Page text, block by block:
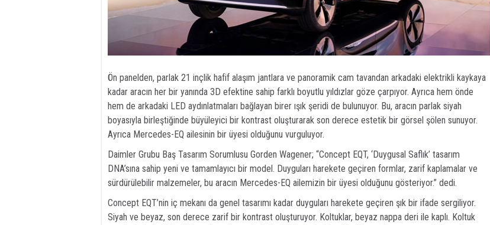
Ön panelden, parlak 21 inçlik hafif alaşım jantlara ve panoramik cam tavandan arkadaki elektrikli kaykaya
kadar aracın her bir yanında 3D efektine sahip farklı boyutlu yıldızlar göze çarpıyor. Ayrıca hem önde
hem de arkadaki LED aydınlatmaları bağlayan birer ışık şeridi de bulunuyor. Bu, aracın parlak siyah
boyasıyla birleştiğinde büyüleyici bir kontrast oluşturarak son derece estetik bir görsel şölen sunuyor.
Ayrıca Mercedes-EQ ailesinin bir üyesi olduğunu vurguluyor.
Daimler Grubu Baş Tasarım Sorumlusu Gorden Wagener; “Concept EQT, ‘Duygusal Saflık’ tasarım
DNA’sına sahip yeni ve tamamlayıcı bir model. Duyguları harekete geçiren formlar, zarif kaplamalar ve
sürdürülebilir malzemeler, bu aracın Mercedes-EQ ailemizin bir üyesi olduğunu gösteriyor.” dedi.
Concept EQT’nin iç mekanı da genel tasarımı kadar duyguları harekete geçiren şık bir ifade sergiliyor.
Siyah ve beyaz, son derece zarif bir kontrast oluşturuyor. Koltuklar, beyaz nappa deri ile kaplı. Koltuk